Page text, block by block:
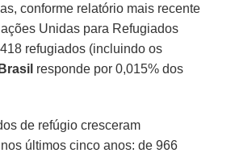
conforme relatório mais recente
Unidas para Refugiados
refugiados (incluindo os
Brasil responde por 0,015% dos
de refúgio cresceram
últimos cinco anos: de 966